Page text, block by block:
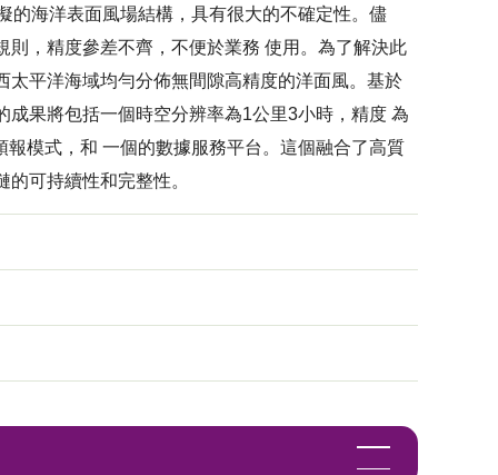
的海洋表面風場結構，具有很大的不確定性。儘
，精度參差不齊，不便於業務 使用。為了解決此
平洋海域均勻分佈無間隙高精度的洋面風。基於
果將包括一個時空分辨率為1公里3小時，精度 為
模式，和 一個的數據服務平台。這個融合了高質
可持續性和完整性。